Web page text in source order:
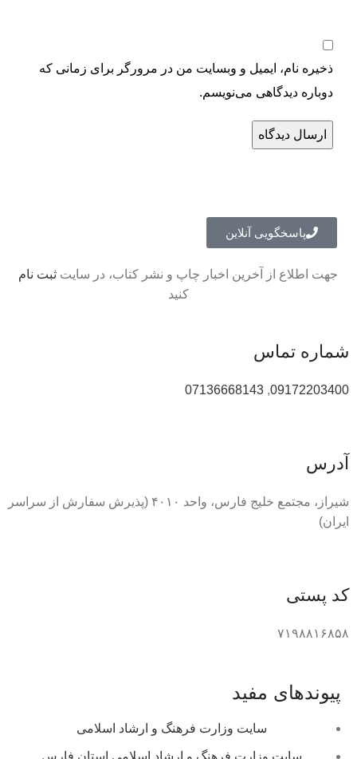
ذخیره نام، ایمیل و وبسایت من در مرورگر برای زمانی که
دوباره دیدگاهی می‌نویسم.
پاسخگویی آنلاین
جهت اطلاع از آخرین اخبار چاپ و نشر کتاب، در سایت ثبت نام
کنید
شماره تماس
09172203400
,
07136668143
آدرس
شیراز، مجتمع خلیج فارس، واحد ۴۰۱۰ (پذیرش سفارش از سراسر
ایران)
کد پستی
۷۱۹۸۸۱۶۸۵۸
پیوندهای مفید
سایت وزارت فرهنگ و ارشاد اسلامی
سایت وزارت فرهنگ و ارشاد اسلامی استان فارس